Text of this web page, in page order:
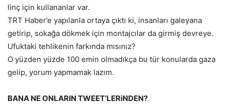
linç için kullananlar var.
TRT Haber’e yapılanla ortaya çıktı ki, insanları galeyana
getirip, sokağa dökmek için montajcılar da girmiş devreye.
Ufuktaki tehlikenin farkında mısınız?
O yüzden yüzde 100 emin olmadıkça bu tür konularda gaza
gelip, yorum yapmamak lazım.
BANA NE ONLARIN TWEET’LERiNDEN?